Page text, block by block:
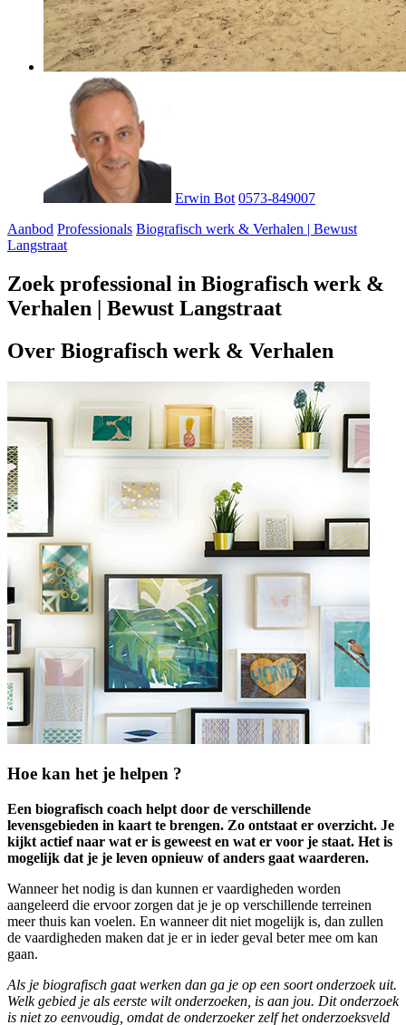
Erwin Bot 0573-849007
Aanbod Professionals Biografisch werk & Verhalen | Bewust
Langstraat
Zoek professional in Biografisch werk &
Verhalen | Bewust Langstraat
Over Biografisch werk & Verhalen
Hoe kan het je helpen ?
Een biografisch coach helpt door de verschillende
levensgebieden in kaart te brengen. Zo ontstaat er overzicht. Je
kijkt actief naar wat er is geweest en wat er voor je staat. Het is
mogelijk dat je je leven opnieuw of anders gaat waarderen.
Wanneer het nodig is dan kunnen er vaardigheden worden
aangeleerd die ervoor zorgen dat je je op verschillende terreinen
meer thuis kan voelen. En wanneer dit niet mogelijk is, dan zullen
de vaardigheden maken dat je er in ieder geval beter mee om kan
gaan.
Als je biografisch gaat werken dan ga je op een soort onderzoek uit.
Welk gebied je als eerste wilt onderzoeken, is aan jou. Dit onderzoek
is niet zo eenvoudig, omdat de onderzoeker zelf het onderzoeksveld